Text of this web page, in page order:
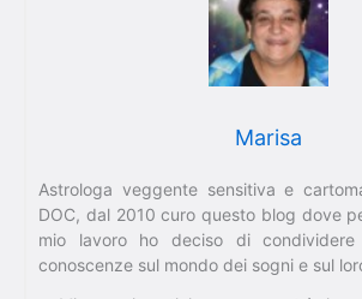
Marisa
Astrologa veggente sensitiva e
DOC, dal 2010 curo questo blog dove
mio lavoro ho deciso di
conoscenze sul mondo dei sogni e sul